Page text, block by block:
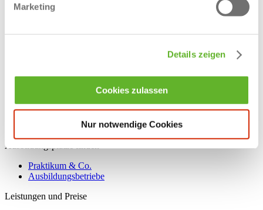
Marketing
Details zeigen
Cookies zulassen
Nur notwendige Cookies
Ausbildung in Hörstel
Ausbildung in Steinfurt
Aushilfskraft - Minijob
Käufmännische Ausbildungsstellen
Ausbildungsplätze finden
Praktikum & Co.
Ausbildungsbetriebe
Leistungen und Preise